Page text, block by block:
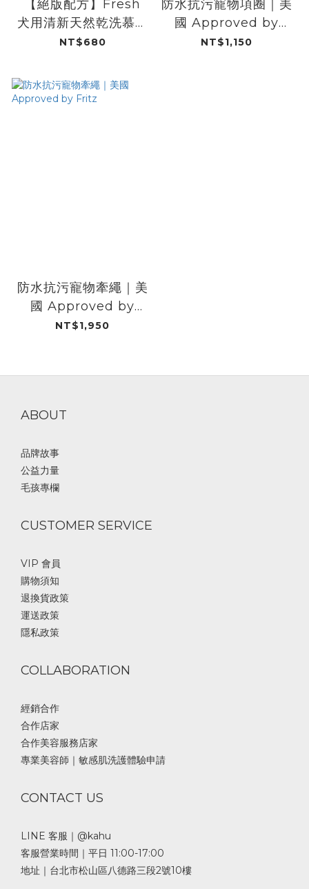
【絕版配方】Fresh
犬用清新天然乾洗慕斯
｜DOGGYPOTION
NT$680
防水抗污寵物項圈｜美
國 Approved by
Fritz
NT$1,150
防水抗污寵物牽繩｜美
國 Approved by
Fritz
NT$1,950
ABOUT
品牌故事
公益力量
毛孩專欄
CUSTOMER SERVICE
VIP 會員
購物須知
退換貨政策
運送政策
隱私政策
COLLABORATION
經銷合作
合作店家
合作美容服務店家
專業美容師｜敏感肌洗護體驗申請
CONTACT US
LINE 客服｜@kahu
客服營業時間｜平日 11:00-17:00
地址｜台北市松山區八德路三段2號10樓